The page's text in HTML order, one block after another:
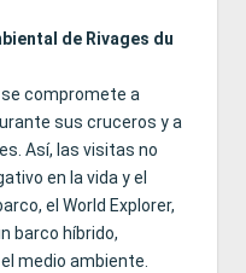
de Rivages du
se compromete a
sus cruceros y a
Así, las visitas no
en la vida y el
el World Explorer,
barco híbrido,
medio ambiente.